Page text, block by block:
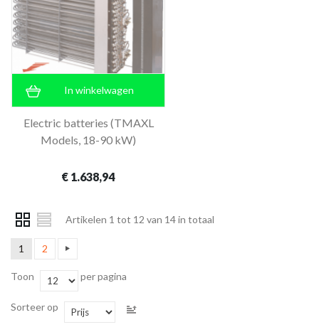
In winkelwagen
Electric batteries (TMAXL
Models, 18-90 kW)
€ 1.638,94
Artikelen 1 tot 12 van 14 in totaal
1 2
Toon per pagina
Sorteer op